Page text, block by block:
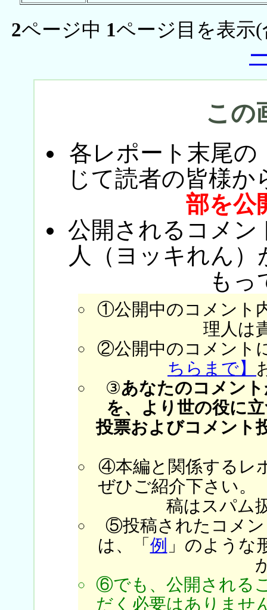
2ページ中 1ページ目を表示(
この
各レポート末尾の
じて読者の皆様か
部を公
公開されるコメン
人（ヨッキれん
もっ
①公開中のコメント
理人は
②公開中のコメント
ちらまで】
③あなたのコメン
を、より世の役に
投票およびコメント
④本編と関係するレ
ぜひご紹介下さい。
稿はスパム
⑤投稿されたコメン
は、「 例 」のような
⑥でも、公開される
だく必要はありませ